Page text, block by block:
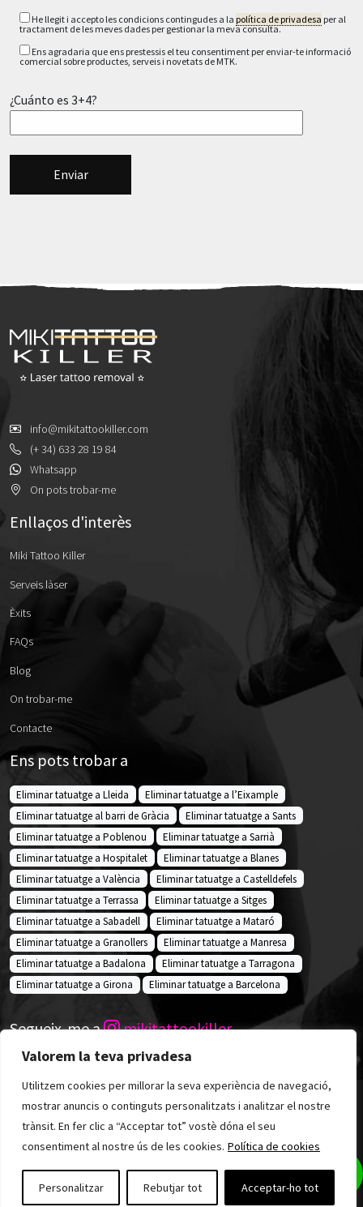
Valorem la teva privadesa
Utilitzem cookies per millorar la seva experiència de navegació,
mostrar anuncis o continguts personalitzats i analitzar el nostre
trànsit. En fer clic a “Acceptar tot” vostè dóna el seu
consentiment al nostre ús de les cookies. Política de cookies
Personalitzar Rebutjar tot Acceptar-ho tot
He llegit i accepto les condicions contingudes a la política de privadesa per al
tractament de les meves dades per gestionar la meva consulta.
Ens agradaria que ens prestessis el teu consentiment per enviar-te informació
comercial sobre productes, serveis i novetats de MTK.
¿Cuánto es 3+4?
info@mikitattookiller.com
(+ 34) 633 28 19 84
Whatsapp
On pots trobar-me
Enllaços d'interès
Miki Tattoo Killer
Serveis làser
Èxits
FAQs
Blog
On trobar-me
Contacte
Ens pots trobar a
Eliminar tatuatge a Lleida
Eliminar tatuatge a l’Eixample
Eliminar tatuatge al barri de Gràcia
Eliminar tatuatge a Sants
Eliminar tatuatge a Poblenou
Eliminar tatuatge a Sarrià
Eliminar tatuatge a Hospitalet
Eliminar tatuatge a Blanes
Eliminar tatuatge a València
Eliminar tatuatge a Castelldefels
Eliminar tatuatge a Terrassa
Eliminar tatuatge a Sitges
Eliminar tatuatge a Sabadell
Eliminar tatuatge a Mataró
Eliminar tatuatge a Granollers
Eliminar tatuatge a Manresa
Eliminar tatuatge a Badalona
Eliminar tatuatge a Tarragona
Eliminar tatuatge a Girona
Eliminar tatuatge a Barcelona
Segueix-me a mikitattookiller
Política de privacidad Avís Legal
Política de Cookies
© 2026 Miki Tattoo Killer. All rights reserved